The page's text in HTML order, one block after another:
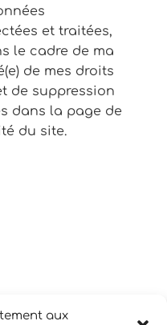
aux
et traitées,
le cadre de ma
de mes droits
de suppression
dans la page de
du site.